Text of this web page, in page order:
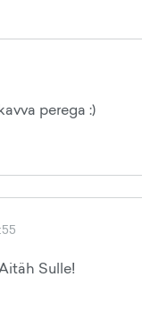
perega :)
Sulle!